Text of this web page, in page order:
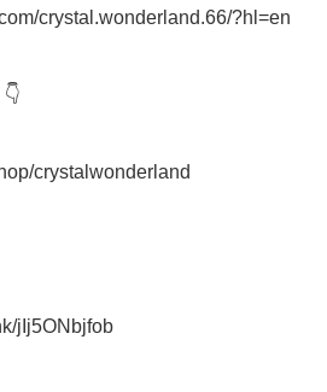
crystal.wonderland.66/?hl=en
crystalwonderland